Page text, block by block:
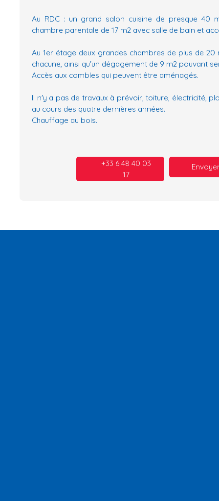
Au RDC : un grand salon cuisine de presque 40
chambre parentale de 17 m2 avec salle de bain et
Au 1er étage deux grandes chambres de plus de 20
chacune, ainsi qu'un dégagement de 9 m2 pouvant
Accès aux combles qui peuvent être aménagés.
Il n'y a pas de travaux à prévoir, toiture, électricité,
au cours des quatre dernières années.
Chauffage au bois.
+33 6 48 40 03
17